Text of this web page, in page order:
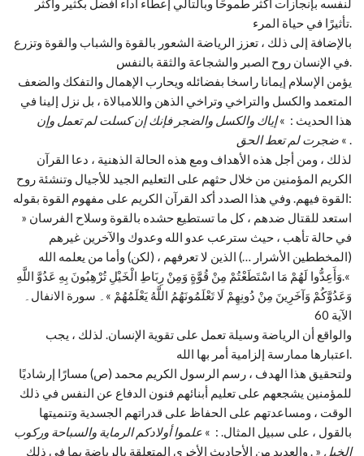
بالإضافة إلى ذلك ، تعزز الرياضة الشعور بالقوة والشباب والقوة وتزرع
يؤمن الإسلام إيمانا راسخا بفضائله ويحارب الإهمال والتفكك والضعف
المتعمد والكسل والتراخي وتراخي الذهن واللامبالاة ، بل نزل إلينا في
هذا الحديث : »إياك والكسل والضجر فإنك إن كسلت لم تعمل وإن
ضجرت لم تعط الحق « .
لذلك ، ومن أجل هذه الأهداف ومع هذه الحالة الذهنية ، دعا القرآن
الكريم المؤمنين من خلال حثهم على التعليم الجيد للأجيال وتنشئة روح
القوة فيهم. وفي هذا الصدد أكد القرآن الكريم على مفهوم القوة بقوله:
» استعد للقتال ضدهم ، كل ما تستطيع حشده بالقوة وسلاح الفرسان
في حالة تأهب ، حيث سترعب عدو الله وعدوك والآخرين غيرهم
(المخططين الأشرار …) الذين لا تعرفهم ، (لكن) وأما من يعلمه الله
».وَأَعِدُّوا لَهُمْ مَا اسْتَطَعْتُمْ مِنْ قُوَّةٍ وَمِنْ رِبَاطِ الْخَيْلِ تُرْهِبُونَ بِهِ عَدُوَّ اللَّهِ
وَعَدُوَّكُمْ وَآخَرِينَ مِنْ دُونِهِمْ لَا تَعْلَمُونَهُمُ اللَّهُ يَعْلَمُهُمْ »۔ سورة الانفال۔
الآية 60
والواقع أن الرياضة وسيلة تعمل على تقوية الإنسان. لذلك ، يجب
ولتحقيق هذا الهدف ، رسم الرسول الكريم محمد (ص) مسارًا إرشاديًا
للمؤمنين يشجعهم على تعليم أبنائهم فنون الدفاع عن النفس في ذلك
الوقت ، ومساعدتهم على الحفاظ على قدراتهم الجسدية وتنميتها
بالقول ، على سبيل المثال. : » علموا أولادكم الرماية والسباحة وركوب
الخيل « . والعديد من الأحاديث الأخرى المتعلقة بالرياضة بما في ذلك